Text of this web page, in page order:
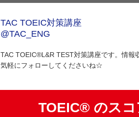
TAC TOEIC対策講座
@TAC_ENG
TAC TOEIC®︎L&R TEST対策講座です。情報
気軽にフォローしてくださいね☆
TOEIC® のスコ